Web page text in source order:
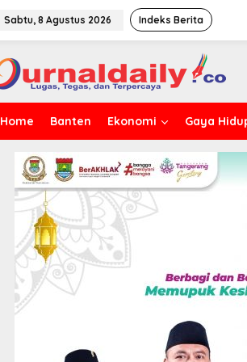
Sabtu, 8 Agustus 2026 Indeks Berita
Home Banten Ekonomi Gaya